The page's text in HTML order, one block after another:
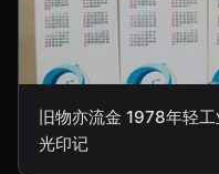
旧物亦流金 1978年轻
光印记